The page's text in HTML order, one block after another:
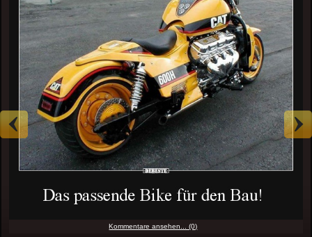
Kommentare ansehen... (0)